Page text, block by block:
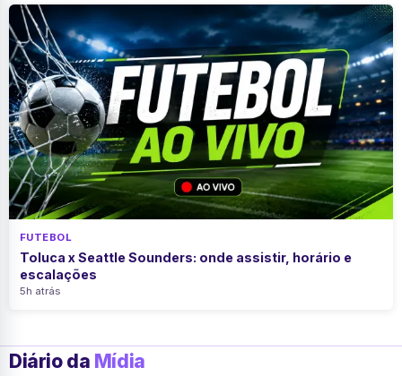
FUTEBOL
Toluca x Seattle Sounders: onde assistir, horário e
escalações
5h atrás
Diário da Mídia